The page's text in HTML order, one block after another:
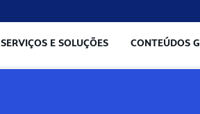
SERVIÇOS E SOLUÇÕES CONTEÚDOS